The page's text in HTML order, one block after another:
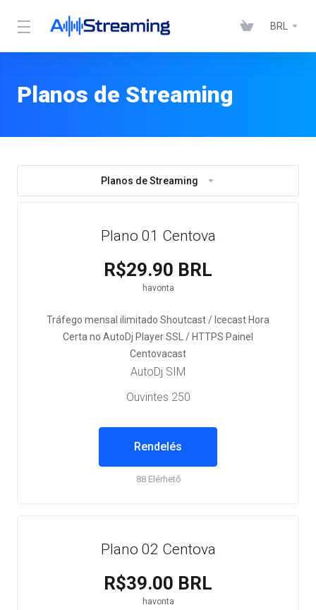
BRL
Planos de Streaming
Planos de Streaming
Plano 01 Centova
R$29.90 BRL
havonta
AutoDj SIM
Ouvintes 250
Tráfego mensal ilimitado Shoutcast / Icecast Hora
Certa no AutoDj Player SSL / HTTPS Painel
Centovacast
Rendelés
88 Elérhető
Plano 02 Centova
R$39.00 BRL
havonta